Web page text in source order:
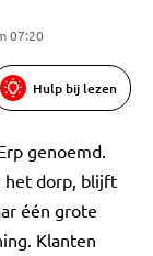
07:20
Hulp bij lezen
genoemd.
het dorp, blijft
één grote
Klanten